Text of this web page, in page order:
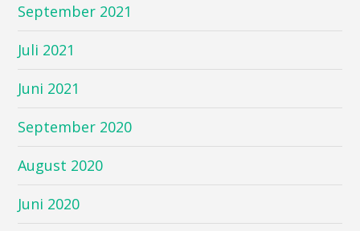
September 2021
Juli 2021
Juni 2021
September 2020
August 2020
Juni 2020